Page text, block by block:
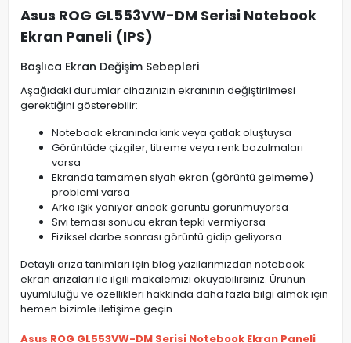
Asus ROG GL553VW-DM Serisi Notebook
Ekran Paneli (IPS)
Başlıca Ekran Değişim Sebepleri
Aşağıdaki durumlar cihazınızın ekranının değiştirilmesi
gerektiğini gösterebilir:
Notebook ekranında kırık veya çatlak oluştuysa
Görüntüde çizgiler, titreme veya renk bozulmaları
varsa
Ekranda tamamen siyah ekran (görüntü gelmeme)
problemi varsa
Arka ışık yanıyor ancak görüntü görünmüyorsa
Sıvı teması sonucu ekran tepki vermiyorsa
Fiziksel darbe sonrası görüntü gidip geliyorsa
Detaylı arıza tanımları için blog yazılarımızdan notebook
ekran arızaları ile ilgili makalemizi okuyabilirsiniz. Ürünün
uyumluluğu ve özellikleri hakkında daha fazla bilgi almak için
hemen bizimle iletişime geçin.
Asus ROG GL553VW-DM Serisi Notebook Ekran Paneli